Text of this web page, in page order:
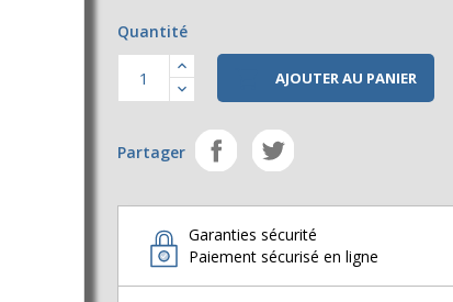
Quantité
AJOUTER AU PANIER
Partager
Garanties sécurité
Paiement sécurisé en ligne